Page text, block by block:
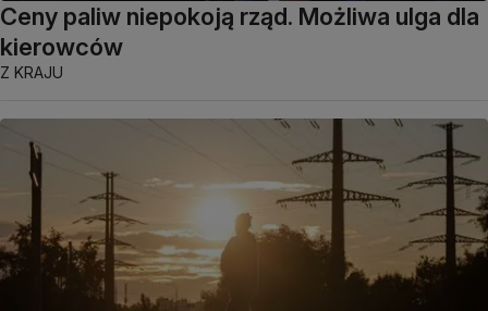
Ceny paliw niepokoją rząd. Możliwa ulga dla
kierowców
Z KRAJU